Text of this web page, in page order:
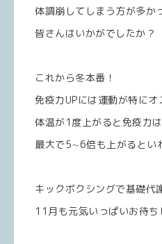
体調崩してしまう方が多か
皆さんはいかがでしたか？
これから冬本番！
免疫力UPには運動が特にオ
体温が1度上がると免疫力は
最大で5∼6倍も上がるとい
キックボクシングで基礎代
11月も元気いっぱいお待ち